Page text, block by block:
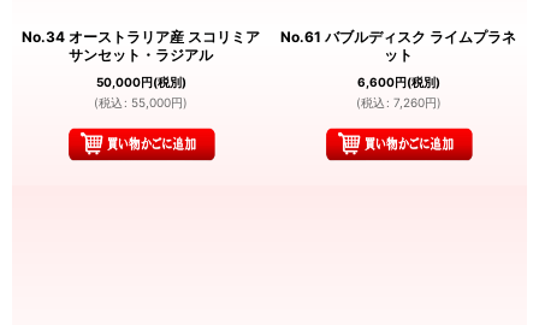
No.34 オーストラリア産 スコリミア
サンセット・ラジアル
50,000円(税別)
(税込 : 55,000円)
No.61 バブルディスク ライムプラネ
ット
6,600円(税別)
(税込 : 7,260円)